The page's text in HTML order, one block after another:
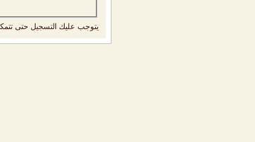
يتوجب عليك التسجيل حتى